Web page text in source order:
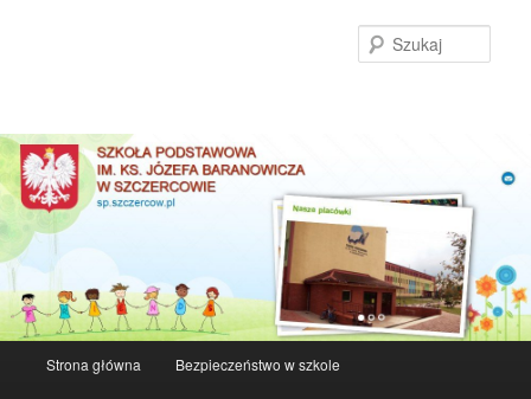
Przeskocz
Przeskocz
Strona główna Bezpieczeństwo w szkole